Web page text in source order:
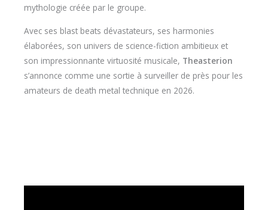
mythologie créée par le groupe.
Avec ses blast beats dévastateurs, ses harmonies
élaborées, son univers de science-fiction ambitieux et
son impressionnante virtuosité musicale, Theasterion
s’annonce comme une sortie à surveiller de près pour les
amateurs de death metal technique en 2026.